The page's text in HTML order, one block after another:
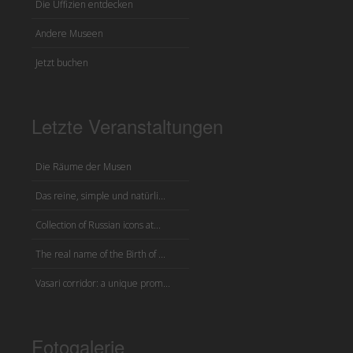
Die Uffizien entdecken
Andere Museen
Jetzt buchen
Letzte Veranstaltungen
Die Räume der Musen
Das reine, simple und natürli...
Collection of Russian icons at...
The real name of the Birth of ...
Vasari corridor: a unique prom...
Fotogalerie